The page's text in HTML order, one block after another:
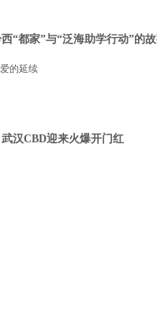
“都家”与“泛海助学行动”的
的延续
汉CBD迎来火爆开门红